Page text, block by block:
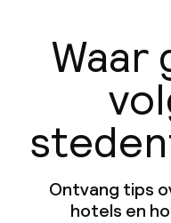
Waar
Ontvang tips
hotels en